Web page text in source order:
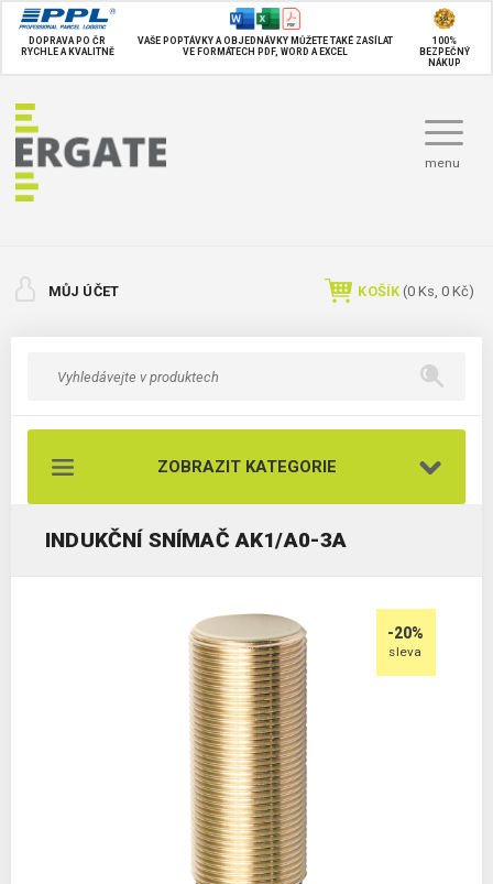
DOPRAVA PO ČR
RYCHLE A KVALITNĚ
VAŠE POPTÁVKY A OBJEDNÁVKY MŮŽETE TAKÉ ZASÍLAT
VE FORMÁTECH PDF, WORD A EXCEL
100%
BEZPEČNÝ
NÁKUP
menu
MŮJ ÚČET KOŠÍK (0 Ks, 0 Kč)
ZOBRAZIT KATEGORIE
INDUKČNÍ SNÍMAČ AK1/A0-3A
-20%
sleva